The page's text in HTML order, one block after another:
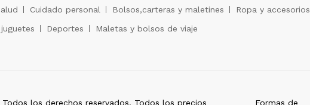
Cuidado personal Bolsos,carteras y maletines Ropa y accesorios
Deportes Maletas y bolsos de viaje
Todos los derechos reservados. Todos los precios Formas de